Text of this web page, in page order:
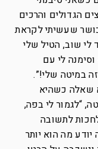
הגדולים והרכים
שעשיתי לקראת
לי שוב, הטיל שלי
לי עם
במיטה שלי!”.
שאלה כשהיא
“לגמור לי בפה,
לתשובה
יודע מה הוא יותר